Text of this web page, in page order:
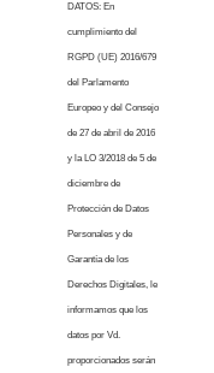
DATOS: En
cumplimiento del
RGPD (UE) 2016/679
del Parlamento
Europeo y del Consejo
de 27 de abril de 2016
y la LO 3/2018 de 5 de
diciembre de
Protección de Datos
Personales y de
Garantía de los
Derechos Digitales, le
informamos que los
datos por Vd.
proporcionados serán